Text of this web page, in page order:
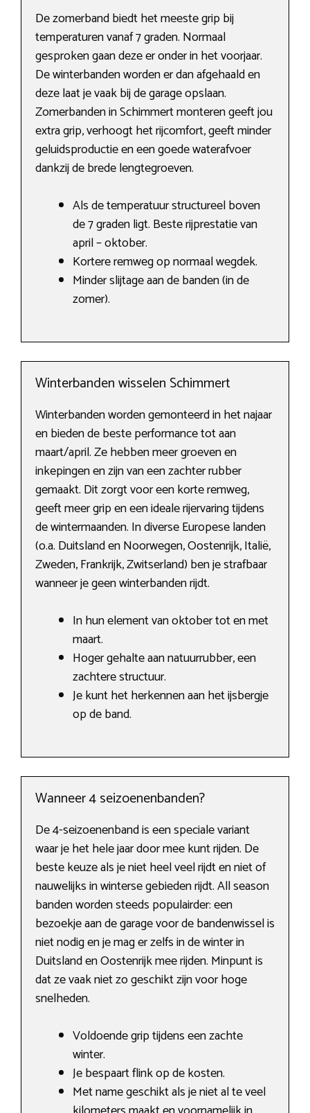
De zomerband biedt het meeste grip bij
temperaturen vanaf 7 graden. Normaal
gesproken gaan deze er onder in het voorjaar.
De winterbanden worden er dan afgehaald en
deze laat je vaak bij de garage opslaan.
Zomerbanden in Schimmert monteren geeft jou
extra grip, verhoogt het rijcomfort, geeft minder
geluidsproductie en een goede waterafvoer
dankzij de brede lengtegroeven.
Als de temperatuur structureel boven
de 7 graden ligt. Beste rijprestatie van
april – oktober.
Kortere remweg op normaal wegdek.
Minder slijtage aan de banden (in de
zomer).
Winterbanden wisselen Schimmert
Winterbanden worden gemonteerd in het najaar
en bieden de beste performance tot aan
maart/april. Ze hebben meer groeven en
inkepingen en zijn van een zachter rubber
gemaakt. Dit zorgt voor een korte remweg,
geeft meer grip en een ideale rijervaring tijdens
de wintermaanden. In diverse Europese landen
(o.a. Duitsland en Noorwegen, Oostenrijk, Italië,
Zweden, Frankrijk, Zwitserland) ben je strafbaar
wanneer je geen winterbanden rijdt.
In hun element van oktober tot en met
maart.
Hoger gehalte aan natuurrubber, een
zachtere structuur.
Je kunt het herkennen aan het ijsbergje
op de band.
Wanneer 4 seizoenenbanden?
De 4-seizoenenband is een speciale variant
waar je het hele jaar door mee kunt rijden. De
beste keuze als je niet heel veel rijdt en niet of
nauwelijks in winterse gebieden rijdt. All season
banden worden steeds populairder: een
bezoekje aan de garage voor de bandenwissel is
niet nodig en je mag er zelfs in de winter in
Duitsland en Oostenrijk mee rijden. Minpunt is
dat ze vaak niet zo geschikt zijn voor hoge
snelheden.
Voldoende grip tijdens een zachte
winter.
Je bespaart flink op de kosten.
Met name geschikt als je niet al te veel